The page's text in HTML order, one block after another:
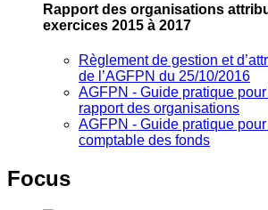
Rapport des organisations
exercices 2015 à 2017
Règlement de gestion et
de l’AGFPN du 25/10/2016
AGFPN ‐ Guide pratique
rapport des organisations
AGFPN ‐ Guide pratique
comptable des fonds
Focus